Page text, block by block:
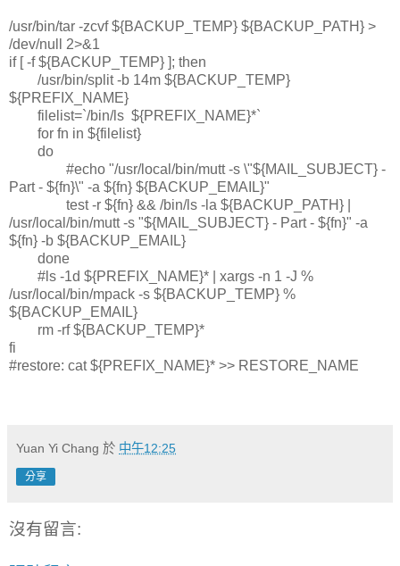
/usr/bin/tar -zcvf ${BACKUP_TEMP} ${BACKUP_PATH} >
/dev/null 2>&1
if [ -f ${BACKUP_TEMP} ]; then
/usr/bin/split -b 14m ${BACKUP_TEMP}
${PREFIX_NAME}
filelist=`/bin/ls ${PREFIX_NAME}*`
for fn in ${filelist}
do
#echo "/usr/local/bin/mutt -s \"${MAIL_SUBJECT} -
Part - ${fn}\" -a ${fn} ${BACKUP_EMAIL}"
test -r ${fn} && /bin/ls -la ${BACKUP_PATH} |
/usr/local/bin/mutt -s "${MAIL_SUBJECT} - Part - ${fn}" -a
${fn} -b ${BACKUP_EMAIL}
done
#ls -1d ${PREFIX_NAME}* | xargs -n 1 -J %
/usr/local/bin/mpack -s ${BACKUP_TEMP} %
${BACKUP_EMAIL}
rm -rf ${BACKUP_TEMP}*
fi
#restore: cat ${PREFIX_NAME}* >> RESTORE_NAME
Yuan Yi Chang 於 中午12:25
分享
沒有留言: